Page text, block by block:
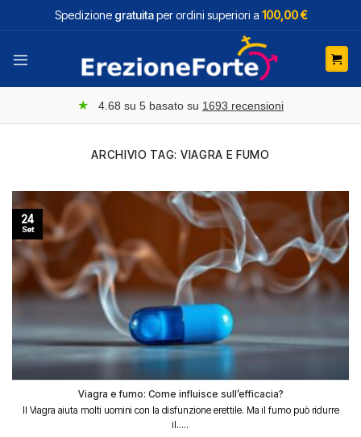
Spedizione gratuitaper ordini superiori a 100,00 €
★ 4.68 su 5 basato su 1693 recensioni
ARCHIVIO TAG: VIAGRA E FUMO
Viagra e fumo: Come influisce sull’efficacia?
Il Viagra aiuta molti uomini con la disfunzione erettile. Ma il fumo può ridurre
il.....
24
Set